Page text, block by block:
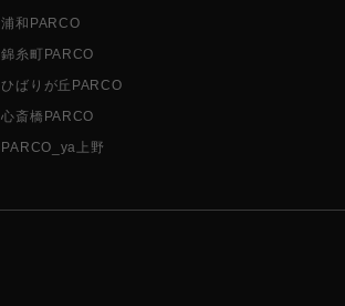
浦和PARCO
錦糸町PARCO
ひばりが丘PARCO
心斎橋PARCO
PARCO_ya上野